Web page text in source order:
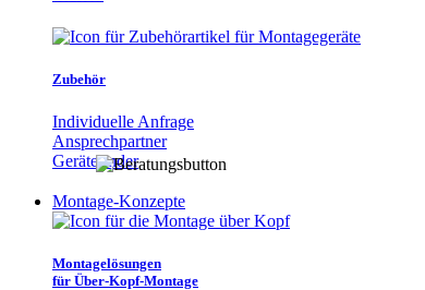
Zubehör
Individuelle Anfrage
Ansprechpartner
Gerätefinder
Montage-Konzepte
Montagelösungen
für Über-Kopf-Montage